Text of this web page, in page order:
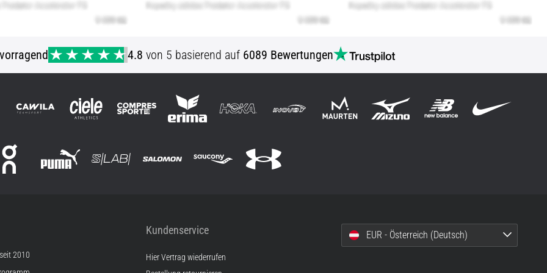
4.8 von 5 basierend auf 6089 Bewertungen
2010
Kundenservice
Hier Vertrag wiederrufen
EUR - Österreich (Deutsch)